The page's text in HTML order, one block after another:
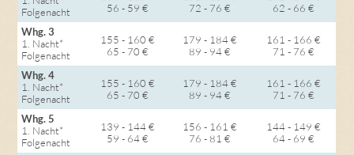
Folgenacht
56 - 59 €
72 - 76 €
62 - 66 €
Whg. 3
1. Nacht*
Folgenacht
155 - 160 €
65 - 70 €
179 - 184 €
89 - 94 €
161 - 166 €
71 - 76 €
Whg. 4
1. Nacht*
Folgenacht
155 - 160 €
65 - 70 €
179 - 184 €
89 - 94 €
161 - 166 €
71 - 76 €
Whg. 5
1. Nacht*
Folgenacht
139 - 144 €
59 - 64 €
156 - 161 €
76 - 81 €
144 - 149 €
64 - 69 €